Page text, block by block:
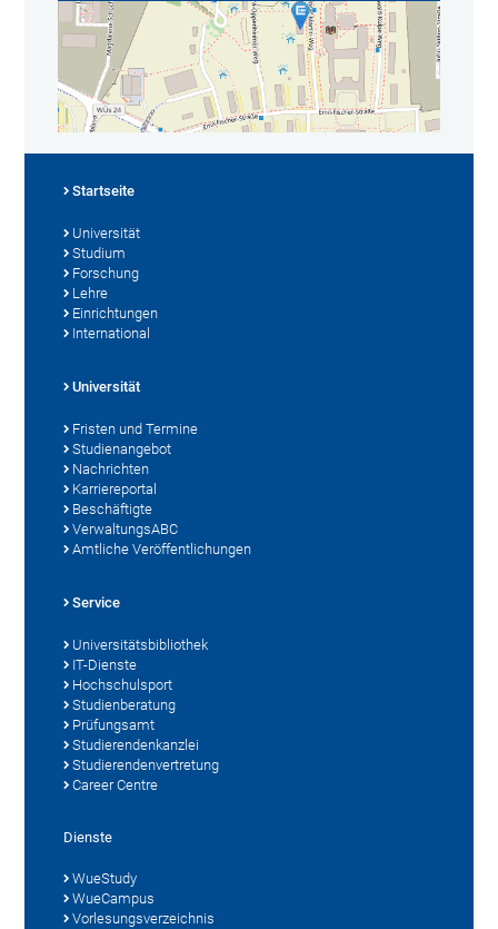
Startseite
Universität
Studium
Forschung
Lehre
Einrichtungen
International
Universität
Fristen und Termine
Studienangebot
Nachrichten
Karriereportal
Beschäftigte
VerwaltungsABC
Amtliche Veröffentlichungen
Service
Universitätsbibliothek
IT-Dienste
Hochschulsport
Studienberatung
Prüfungsamt
Studierendenkanzlei
Studierendenvertretung
Career Centre
Dienste
WueStudy
WueCampus
Vorlesungsverzeichnis